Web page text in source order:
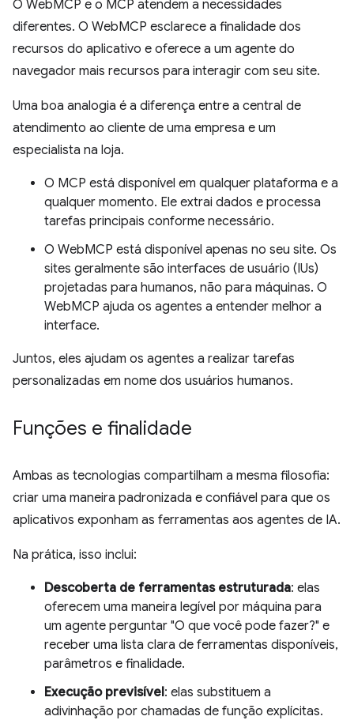
O WebMCP e o MCP atendem a necessidades
diferentes. O WebMCP esclarece a finalidade dos
recursos do aplicativo e oferece a um agente do
navegador mais recursos para interagir com seu site.
Uma boa analogia é a diferença entre a central de
atendimento ao cliente de uma empresa e um
especialista na loja.
O MCP está disponível em qualquer plataforma e a
qualquer momento. Ele extrai dados e processa
tarefas principais conforme necessário.
O WebMCP está disponível apenas no seu site. Os
sites geralmente são interfaces de usuário (IUs)
projetadas para humanos, não para máquinas. O
WebMCP ajuda os agentes a entender melhor a
interface.
Juntos, eles ajudam os agentes a realizar tarefas
personalizadas em nome dos usuários humanos.
Funções e finalidade
Ambas as tecnologias compartilham a mesma filosofia:
criar uma maneira padronizada e confiável para que os
aplicativos exponham as ferramentas aos agentes de IA.
Na prática, isso inclui:
Descoberta de ferramentas estruturada: elas
oferecem uma maneira legível por máquina para
um agente perguntar "O que você pode fazer?" e
receber uma lista clara de ferramentas disponíveis,
parâmetros e finalidade.
Execução previsível: elas substituem a
adivinhação por chamadas de função explícitas.